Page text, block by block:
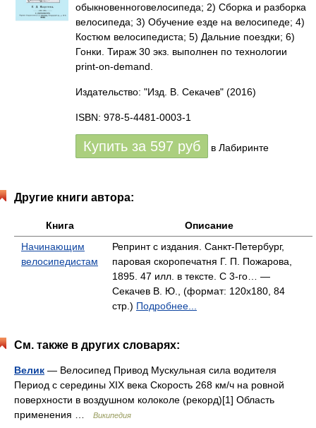
обыкновенноговелосипеда; 2) Сборка и разборка
велосипеда; 3) Обучение езде на велосипеде; 4)
Костюм велосипедиста; 5) Дальние поездки; 6)
Гонки. Тираж 30 экз. выполнен по технологии
print-on-demand.
Издательство: "Изд. В. Секачев" (2016)
ISBN: 978-5-4481-0003-1
Купить за 597 руб в Лабиринте
Другие книги автора:
Книга
Описание
Начинающим
велосипедистам
Репринт с издания. Санкт-Петербург,
паровая скоропечатня Г. П. Пожарова,
1895. 47 илл. в тексте. С 3-го… —
Секачев В. Ю., (формат: 120x180, 84
стр.) Подробнее...
См. также в других словарях:
Велик — Велосипед Привод Мускульная сила водителя
Период с середины XIX века Скорость 268 км/ч на ровной
поверхности в воздушном колоколе (рекорд)[1] Область
применения …
Википедия